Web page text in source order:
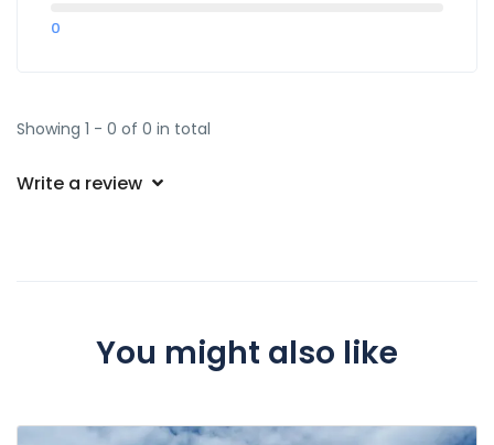
0
Showing 1 - 0 of 0 in total
Write a review
You might also like